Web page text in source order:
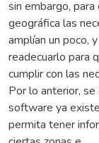
sin embargo,
geográfica las
amplían un poco,
readecuarlo para
cumplir con las
Por lo anterior,
software ya
permita tener